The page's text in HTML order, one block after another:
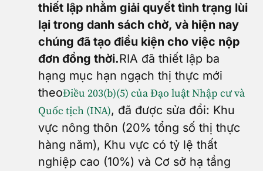
thiết lập nhằm giải quyết tình trạng lùi
lại trong danh sách chờ, và hiện nay
chúng đã tạo điều kiện cho việc nộp
đơn đồng thời.RIA đã thiết lập ba
hạng mục hạn ngạch thị thực mới
theoĐiều 203(b)(5) của Đạo luật Nhập cư và
Quốc tịch (INA), đã được sửa đổi: Khu
vực nông thôn (20% tổng số thị thực
hàng năm), Khu vực có tỷ lệ thất
nghiệp cao (10%) và Cơ sở hạ tầng